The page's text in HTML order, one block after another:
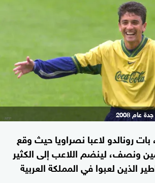
عام 2008
بات رونالدو لاعبا نصراويا حيث وقع
ونصف، لينضم اللاعب إلى الكثير
الذين لعبوا في المملكة العربية